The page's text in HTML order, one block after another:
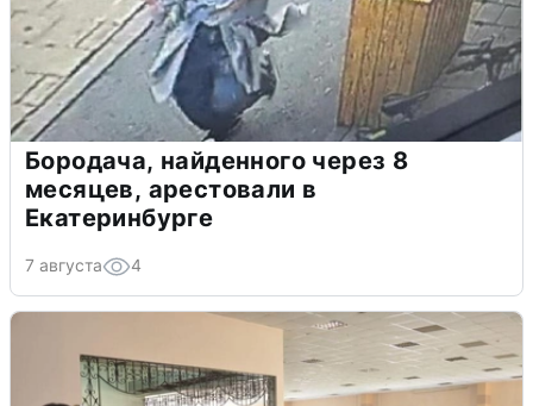
Бородача, найденного через 8
месяцев, арестовали в
Екатеринбурге
7 августа 4